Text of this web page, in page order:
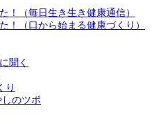
！（毎日生き生き健康通信）
！（口から始まる健康づくり）
聞く
り
のツボ